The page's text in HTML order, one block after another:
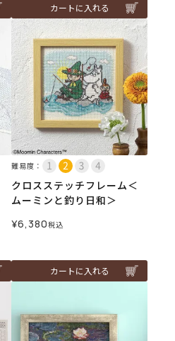
カートに入れる
難易度：
クロスステッチフレーム＜
ムーミンと釣り日和＞
¥6,380税込
カートに入れる